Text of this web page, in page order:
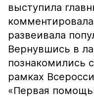
выступила
развеивала
Вернувшись в
познакомились
рамках
«Первая